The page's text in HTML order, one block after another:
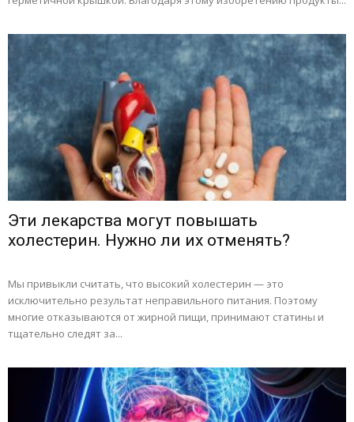
Эти лекарства могут повышать
холестерин. Нужно ли их отменять?
Мы привыкли считать, что высокий холестерин — это
исключительно результат неправильного питания. Поэтому
многие отказываются от жирной пищи, принимают статины и
тщательно следят за...